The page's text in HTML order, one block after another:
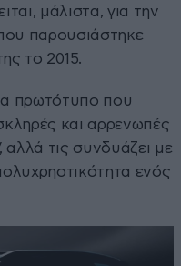
μάλιστα, για την
παρουσιάστηκε
το 2015.
πρωτότυπο που
και αρρενωπές
τις συνδυάζει με
ενός